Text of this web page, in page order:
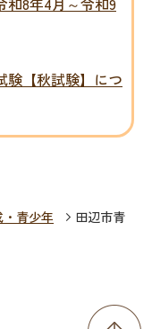
験【秋試験】につ
青少年
田辺市青